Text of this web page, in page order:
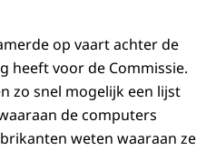
op vaart achter de
heeft voor de Commissie.
zo snel mogelijk een lijst
de computers
weten waaraan ze